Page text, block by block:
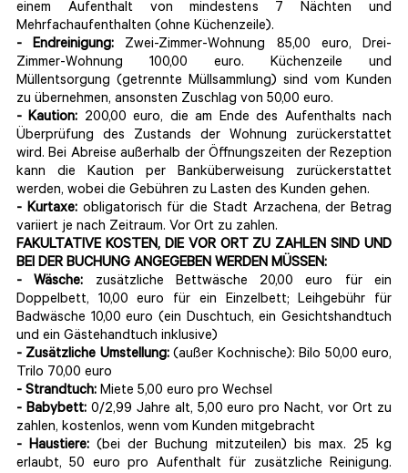
einem Aufenthalt von mindestens 7 Nächten und
Mehrfachaufenthalten (ohne Küchenzeile).
- Endreinigung: Zwei-Zimmer-Wohnung 85,00 euro, Drei-
Zimmer-Wohnung 100,00 euro. Küchenzeile und
Müllentsorgung (getrennte Müllsammlung) sind vom Kunden
zu übernehmen, ansonsten Zuschlag von 50,00 euro.
- Kaution: 200,00 euro, die am Ende des Aufenthalts nach
Überprüfung des Zustands der Wohnung zurückerstattet
wird. Bei Abreise außerhalb der Öffnungszeiten der Rezeption
kann die Kaution per Banküberweisung zurückerstattet
werden, wobei die Gebühren zu Lasten des Kunden gehen.
- Kurtaxe:obligatorisch für die Stadt Arzachena, der Betrag
variiert je nach Zeitraum. Vor Ort zu zahlen.
FAKULTATIVE KOSTEN, DIE VOR ORT ZU ZAHLEN SIND UND
BEI DER BUCHUNG ANGEGEBEN WERDEN MÜSSEN:
- Wäsche: zusätzliche Bettwäsche 20,00 euro für ein
Doppelbett, 10,00 euro für ein Einzelbett; Leihgebühr für
Badwäsche 10,00 euro (ein Duschtuch, ein Gesichtshandtuch
und ein Gästehandtuch inklusive)
- Zusätzliche Umstellung:(außer Kochnische): Bilo 50,00 euro,
Trilo 70,00 euro
- Strandtuch: Miete 5,00 euro pro Wechsel
- Babybett:0/2,99 Jahre alt, 5,00 euro pro Nacht, vor Ort zu
zahlen, kostenlos, wenn vom Kunden mitgebracht
- Haustiere: (bei der Buchung mitzuteilen) bis max. 25 kg
erlaubt, 50 euro pro Aufenthalt für zusätzliche Reinigung.